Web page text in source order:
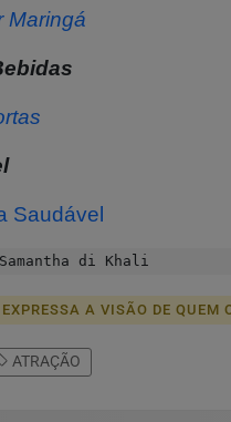
Maringá
Saudável
di Khali
A VISÃO DE QUEM
ATRAÇÃO